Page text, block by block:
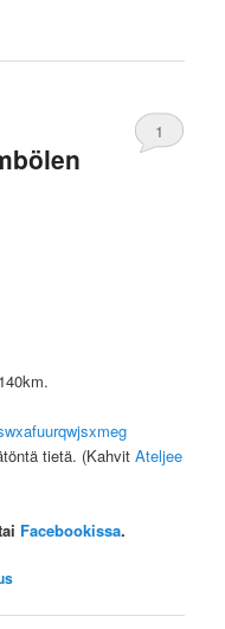
1
tietä. (KahvitAteljee
Facebookissa.